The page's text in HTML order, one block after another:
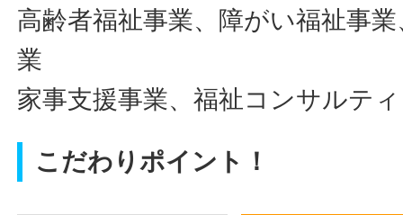
高齢者福祉事業、障がい福祉事
業
家事支援事業、福祉コンサルテ
こだわりポイント！